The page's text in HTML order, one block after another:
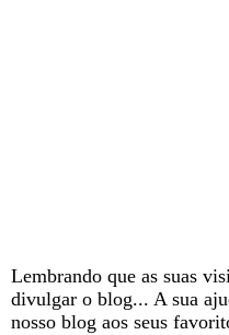
Lembrando que as suas
divulgar o blog... A sua
nosso blog aos seus